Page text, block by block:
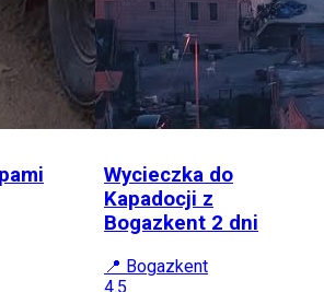
Wycieczka do
Kapadocji z
Bogazkent 2 dni
📍 Bogazkent
4.5